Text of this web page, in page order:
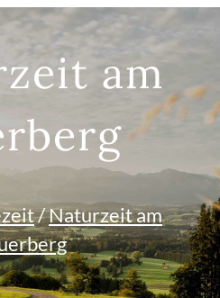
EVENTS
am
/Naturzeit am